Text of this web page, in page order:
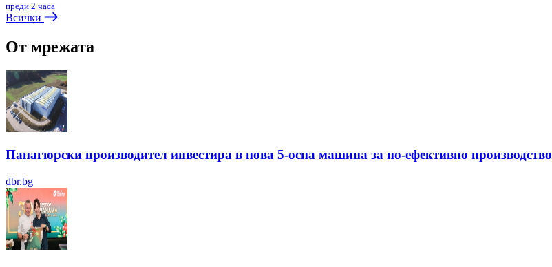
преди 2 часа
Всички
От мрежата
Панагюрски производител инвестира в нова 5-осна машина за по-ефективно производство
dbr.bg